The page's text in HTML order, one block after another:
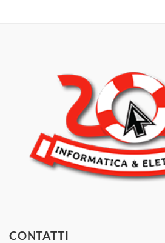
CONTATTI